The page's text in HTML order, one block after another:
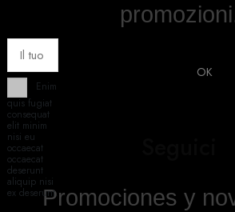
Promociones y
Enim
quis fugiat
consequat
elit minim
nisi eu
occaecat
occaecat
deserunt
aliquip nisi
ex deserunt.